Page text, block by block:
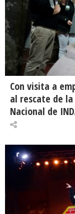
Con visita a
al rescate de
Nacional de